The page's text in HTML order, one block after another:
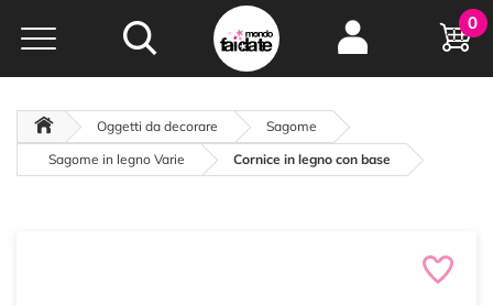
Hobby e
creatività...
oltre 15 anni online
0
Oggetti da decorare
Sagome
Sagome in legno Varie
Cornice in legno con base